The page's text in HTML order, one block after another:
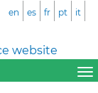
website
en es fr pt it